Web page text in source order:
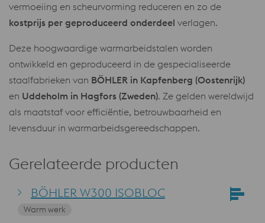
vermoeiing en scheurvorming reduceren en zo de
kostprijs per geproduceerd onderdeel verlagen.
Deze hoogwaardige warmarbeidstalen worden
ontwikkeld en geproduceerd in de gespecialiseerde
staalfabrieken van BÖHLER in Kapfenberg (Oostenrijk)
en Uddeholm in Hagfors (Zweden). Ze gelden wereldwijd
als maatstaf voor efficiëntie, betrouwbaarheid en
levensduur in warmarbeidsgereedschappen.
Gerelateerde producten
BÖHLER W300 ISOBLOC
Warm werk